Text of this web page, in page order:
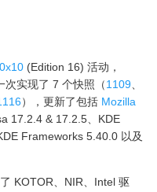
(Edition 16) 活动，
次实现了 7 个快照（1109、
），更新了包括 Mozilla
17.2.4 & 17.2.5、KDE
Frameworks 5.40.0 以及
KOTOR、NIR、Intel 驱